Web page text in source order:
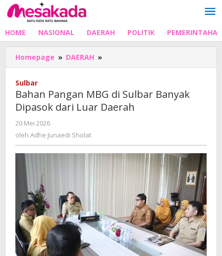
Lewati
ke
HOME NASIONAL DAERAH POLITIK
Homepage » DAERAH »
Pangan
Sulbar
Banyak
Sulbar
Bahan Pangan MBG di Sulbar Banyak
Dipasok dari Luar Daerah
20 Mei 2026
Adhe
oleh Adhe Junaedi Sholat